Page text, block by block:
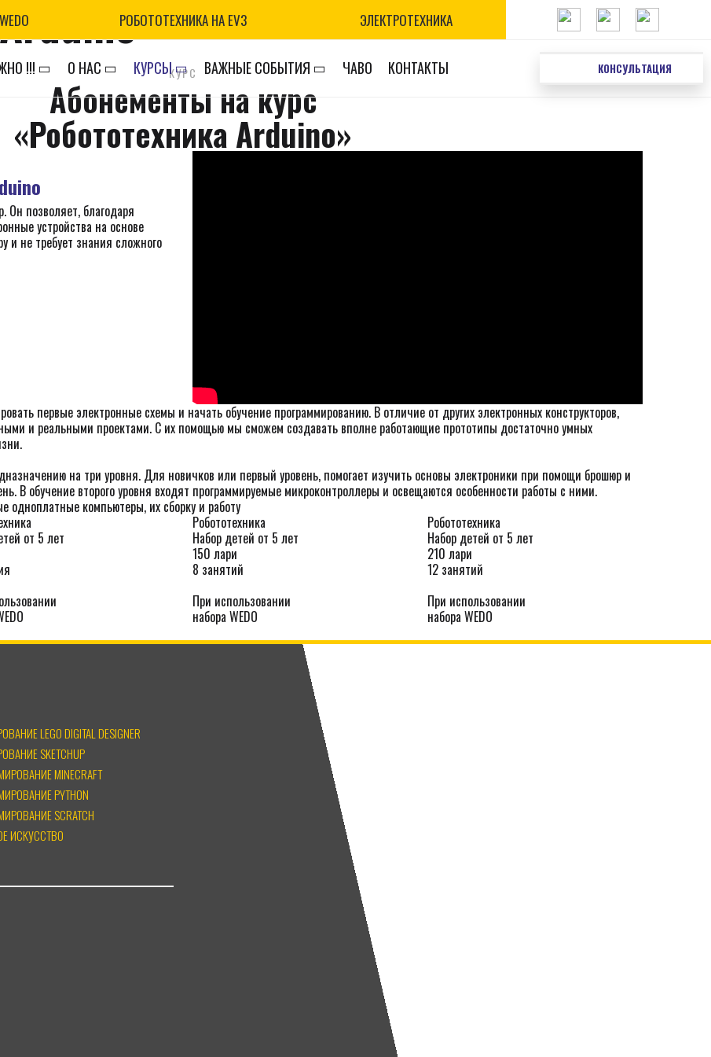
РОБОТОТЕХНИКА НА EV3 ЭЛЕКТРОТЕХНИКА
!!! О НАС КУРСЫ ВАЖНЫЕ СОБЫТИЯ ЧАВО КОНТАКТЫ КОНСУЛЬТАЦИЯ
КУРС
Абонементы на курс
«Робототехника Arduino»
Он позволяет, благодаря
устройства на основе
и не требует знания сложного
первые электронные схемы и начать обучение программированию. В отличие от других электронных конструкторов,
и реальными проектами. С их помощью мы сможем создавать вполне работающие прототипы достаточно умных
на три уровня. Для новичков или первый уровень, помогает изучить основы электроники при помощи брошюр и
В обучение второго уровня входят программируемые микроконтроллеры и освещаются особенности работы с ними.
одноплатные компьютеры, их сборку и работу
от 5 лет
Робототехника
Набор детей от 5 лет
150 лари
8 занятий
При использовании
набора WEDO
Робототехника
Набор детей от 5 лет
210 лари
12 занятий
При использовании
набора WEDO
LEGO DIGITAL DESIGNER
SKETCHUP
MINECRAFT
PYTHON
SCRATCH
ИСКУССТВО